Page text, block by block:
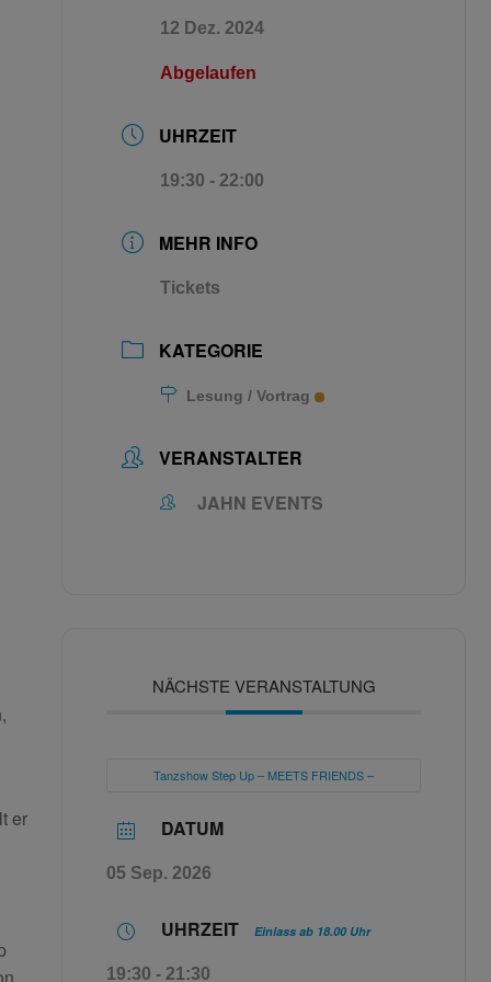
er
12 Dez. 2024
Abgelaufen
UHRZEIT
19:30 - 22:00
MEHR INFO
Tickets
KATEGORIE
Lesung / Vortrag
VERANSTALTER
JAHN EVENTS
NÄCHSTE VERANSTALTUNG
Tanzshow Step Up – MEETS FRIENDS –
DATUM
05 Sep. 2026
UHRZEIT Einlass ab 18.00 Uhr
19:30 - 21:30